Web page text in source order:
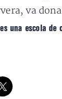
va
una escola